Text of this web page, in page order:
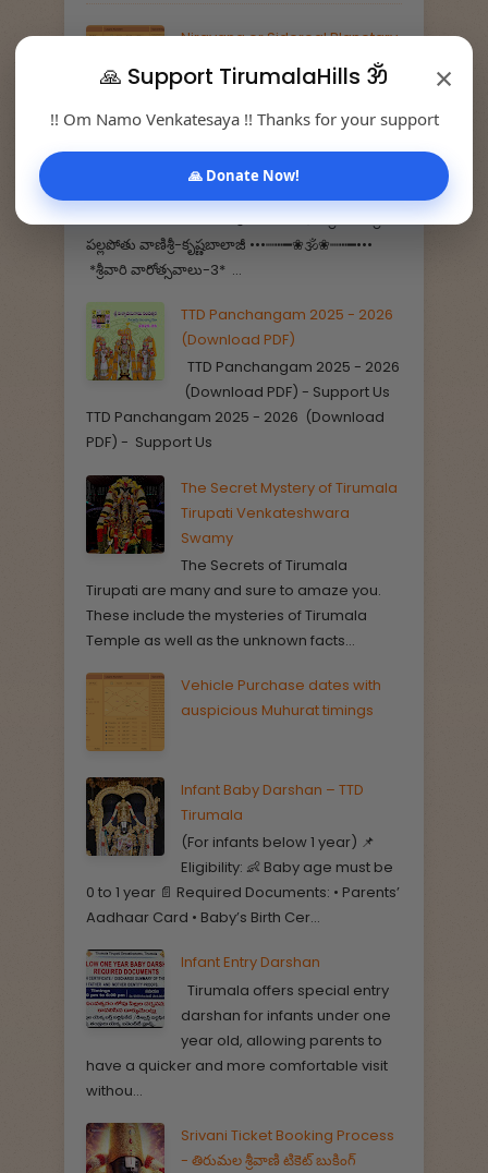
Nirayana or Sidereal Planetary
Positions
Annual Festivals
పల్లపోతు వాణిశ్రీ-కృష్ణబాలాజీ •••┉┅━❀🕉️❀┉┅━•••
*శ్రీవారి వారోత్సవాలు-3* ...
TTD Panchangam 2025 - 2026
(Download PDF)
TTD Panchangam 2025 - 2026
(Download PDF) - Support Us
TTD Panchangam 2025 - 2026 (Download
PDF) - Support Us
The Secret Mystery of Tirumala
Tirupati Venkateshwara
Swamy
The Secrets of Tirumala
Tirupati are many and sure to amaze you.
These include the mysteries of Tirumala
Temple as well as the unknown facts...
Vehicle Purchase dates with
auspicious Muhurat timings
Infant Baby Darshan – TTD
Tirumala
(For infants below 1 year) 📌
Eligibility: 👶 Baby age must be
0 to 1 year 📄 Required Documents: • Parents’
Aadhaar Card • Baby’s Birth Cer...
Infant Entry Darshan
Tirumala offers special entry
darshan for infants under one
year old, allowing parents to
have a quicker and more comfortable visit
withou...
Srivani Ticket Booking Process
- తిరుమల శ్రీవాణి టికెట్ బుకింగ్
×
🙏 Support TirumalaHills ॐ
!! Om Namo Venkatesaya !! Thanks for your support
🙏 Donate Now!